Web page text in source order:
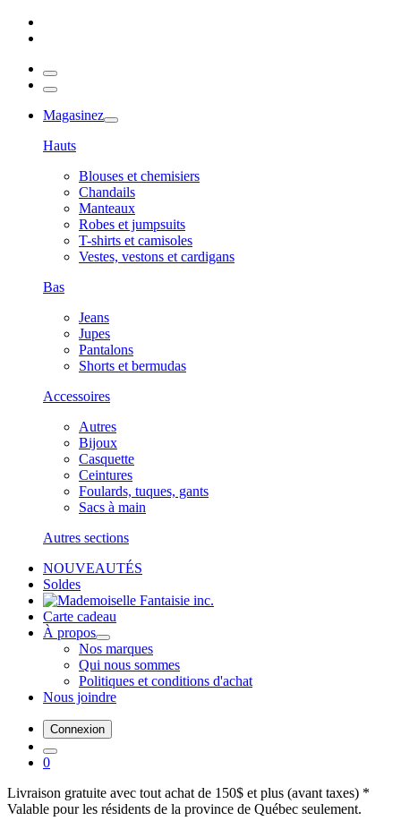
Magasinez
Hauts
Blouses et chemisiers
Chandails
Manteaux
Robes et jumpsuits
T-shirts et camisoles
Vestes, vestons et cardigans
Bas
Jeans
Jupes
Pantalons
Shorts et bermudas
Accessoires
Autres
Bijoux
Casquette
Ceintures
Foulards, tuques, gants
Sacs à main
Autres sections
NOUVEAUTÉS
Soldes
Carte cadeau
À propos
Nos marques
Qui nous sommes
Politiques et conditions d'achat
Nous joindre
Connexion
0
Livraison gratuite avec tout achat de 150$ et plus (avant taxes) *
Valable pour les résidents de la province de Québec seulement.